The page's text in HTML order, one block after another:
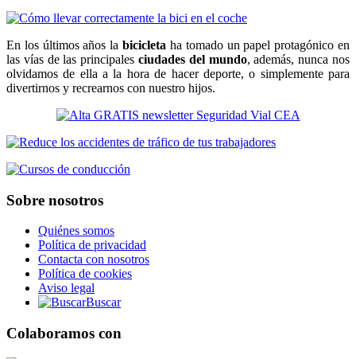
En los últimos años labicicleta ha tomado un papel protagónico en
las vías de las principales ciudades del mundo, además, nunca nos
olvidamos de ella a la hora de hacer deporte, o simplemente para
divertirnos y recrearnos con nuestro hijos.
Sobre nosotros
Quiénes somos
Política de privacidad
Contacta con nosotros
Política de cookies
Aviso legal
Buscar
Colaboramos con